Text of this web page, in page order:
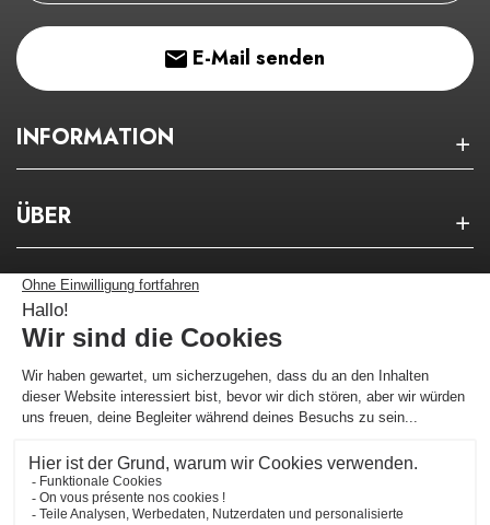
E-Mail senden
INFORMATION
ÜBER
NEWSLETTER
Bleiben Sie über unsere guten Pläne auf dem
Laufenden!
Ich melde mich an !
Händler zugelassen von Gesellschaft für Garantierte Bewertungen,